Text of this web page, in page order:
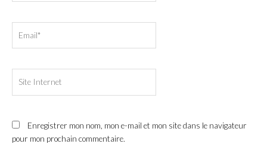
Internet
Enregistrer mon nom, mon e-mail et mon site dans le navigateur
pour mon prochain commentaire.